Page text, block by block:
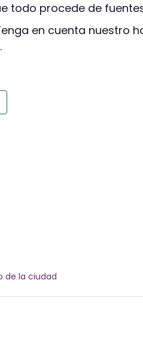
todo procede de
en cuenta nuestro
de la ciudad